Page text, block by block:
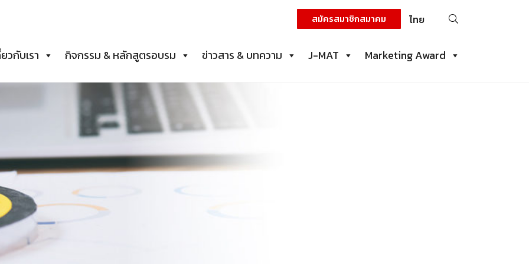
สมัครสมาชิกสมาคม ไทย
ค้นหา
วกับเรา
กิจกรรม & หลักสูตรอบรม ข่าวสาร & บทความ J-MAT Marketing Award